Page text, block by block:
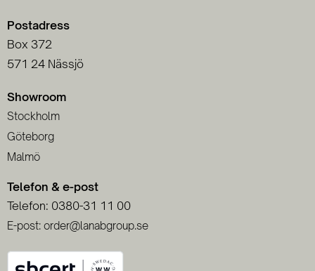
Postadress
Box 372
571 24 Nässjö
Showroom
Stockholm
Göteborg
Malmö
Telefon & e-post
Telefon: 0380-31 11 00
E-post: order@lanabgroup.se